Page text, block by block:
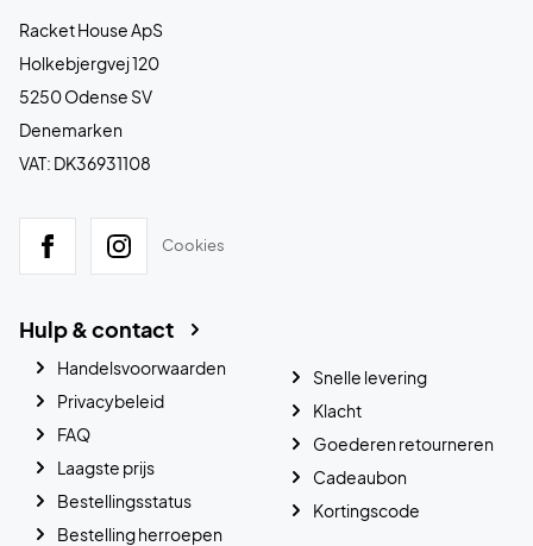
Racket House ApS
Holkebjergvej 120
5250 Odense SV
Denemarken
VAT: DK36931108
Cookies
Hulp & contact
Handelsvoorwaarden
Privacybeleid
FAQ
Laagste prijs
Bestellingsstatus
Bestelling herroepen
Snelle levering
Klacht
Goederen retourneren
Cadeaubon
Kortingscode